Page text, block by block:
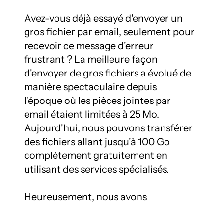
Avez-vous déjà essayé d'envoyer un
gros fichier par email, seulement pour
recevoir ce message d'erreur
frustrant ? La meilleure façon
d'envoyer de gros fichiers a évolué de
manière spectaculaire depuis
l'époque où les pièces jointes par
email étaient limitées à 25 Mo.
Aujourd'hui, nous pouvons transférer
des fichiers allant jusqu'à 100 Go
complètement gratuitement en
utilisant des services spécialisés.
Heureusement, nous avons